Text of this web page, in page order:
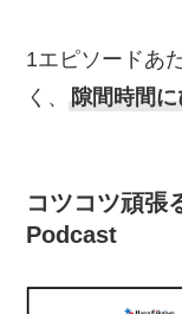
1エピソードあ
く、
隙間時間
コツコツ頑張
Podcast